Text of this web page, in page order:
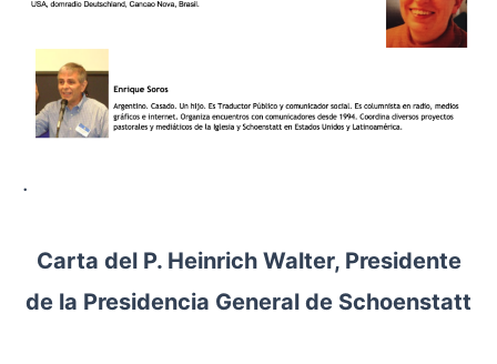
.
Carta del P. Heinrich Walter, Presidente
de la Presidencia General de Schoenstatt